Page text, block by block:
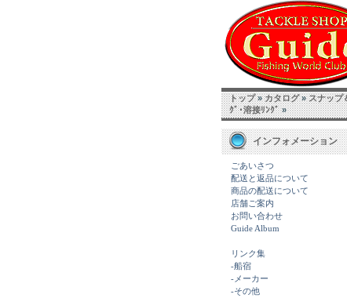
トップ»カタログ»スナップ
ｸﾞ･溶接ﾘﾝｸﾞ»
インフォメーション
ごあいさつ
配送と返品について
商品の配送について
店舗ご案内
お問い合わせ
Guide Album
リンク集
-船宿
-メーカー
-その他